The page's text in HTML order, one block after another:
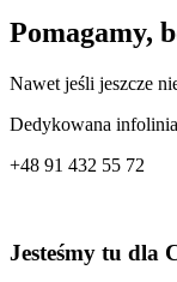
Pomagamy,
Nawet jeśli jeszcze
Dedykowana
+48 91 432 55 72
Jesteśmy tu dla